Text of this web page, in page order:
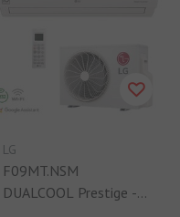
LG
F09MT.NSM
DUALCOOL Prestige -